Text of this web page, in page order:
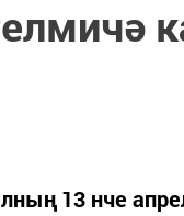
13 нче